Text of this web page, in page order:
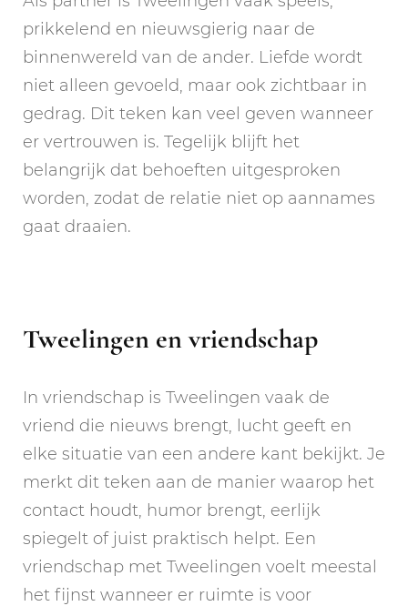
prikkelend en nieuwsgierig naar de
binnenwereld van de ander. Liefde wordt
niet alleen gevoeld, maar ook zichtbaar in
gedrag. Dit teken kan veel geven wanneer
er vertrouwen is. Tegelijk blijft het
belangrijk dat behoeften uitgesproken
worden, zodat de relatie niet op aannames
gaat draaien.
Tweelingen en vriendschap
In vriendschap is Tweelingen vaak de
vriend die nieuws brengt, lucht geeft en
elke situatie van een andere kant bekijkt. Je
merkt dit teken aan de manier waarop het
contact houdt, humor brengt, eerlijk
spiegelt of juist praktisch helpt. Een
vriendschap met Tweelingen voelt meestal
het fijnst wanneer er ruimte is voor